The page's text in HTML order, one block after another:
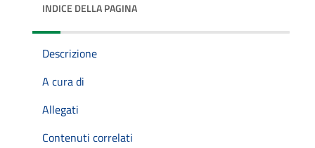
INDICE DELLA PAGINA
Descrizione
A cura di
Allegati
Contenuti correlati